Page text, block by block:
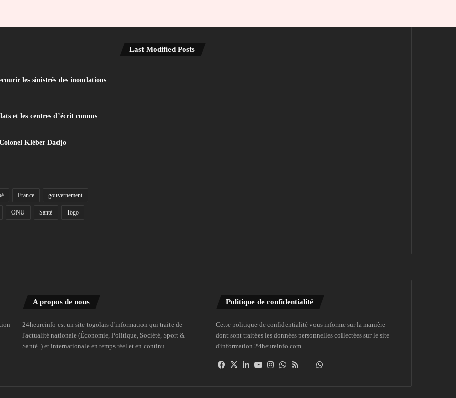
les sinistrés des inondations
et les centres d’écrit connus
Kléber Dadjo
France gouvernement
ONU Santé Togo
Last Modified Posts
A propos de nous
24heureinfo est un site togolais d'information qui traite de
l'actualité nationale (Économie, Politique, Société, Sport &
Santé..) et internationale en temps réel et en continu.
Politique de confidentialité
Cette politique de confidentialité vous informe sur la manière
dont sont traitées les données personnelles collectées sur le site
d'information 24heureinfo.com.
Facebook
X LinkedinYouTubeInstagramWhatsAppDailymotion